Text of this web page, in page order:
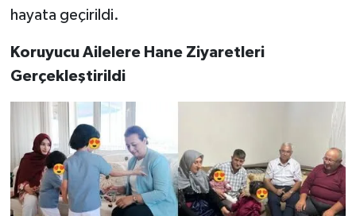
hayata geçirildi.
Koruyucu Ailelere Hane Ziyaretleri
Gerçekleştirildi